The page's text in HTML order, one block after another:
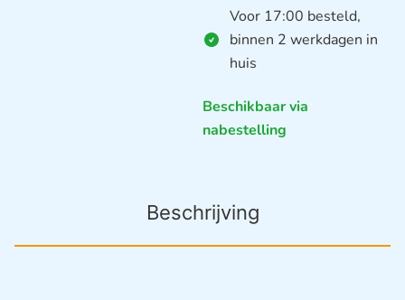
Voor 17:00 besteld,
binnen 2 werkdagen in
huis
Beschikbaar via
nabestelling
Beschrijving